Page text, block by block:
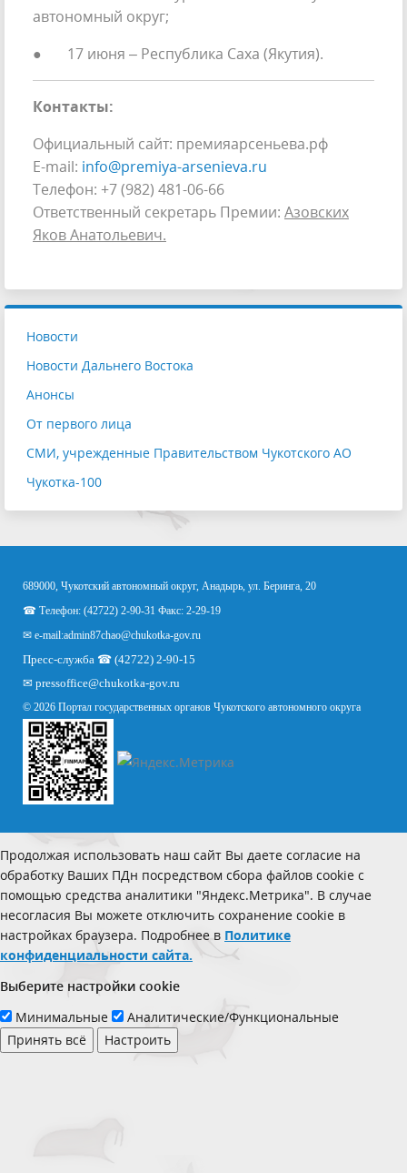
автономный округ;
● 17 июня – Республика Саха (Якутия).
Контакты:
Официальный сайт: премияарсеньева.рф
E-mail: info@premiya-arsenieva.ru
Телефон: +7 (982) 481-06-66
Ответственный секретарь Премии: Азовских
Яков Анатольевич.
Новости
Новости Дальнего Востока
Анонсы
От первого лица
СМИ, учрежденные Правительством Чукотского АО
Чукотка-100
689000, Чукотский автономный округ, Анадырь, ул. Беринга, 20
☎ Телефон: (42722) 2-90-31 Факс: 2-29-19
✉ e-mail:admin87chao@chukotka-gov.ru
Пресс-служба ☎ (42722) 2-90-15
✉ pressoffice@chukotka-gov.ru
© 2026 Портал государственных органов Чукотского автономного округа
Продолжая использовать наш сайт Вы даете согласие на
обработку Ваших ПДн посредством сбора файлов cookie с
помощью средства аналитики "Яндекс.Метрика". В случае
несогласия Вы можете отключить сохранение cookie в
настройках браузера. Подробнее в Политике
конфиденциальности сайта.
Выберите настройки cookie
Минимальные
Аналитические/Функциональные
Принять всё
Настроить